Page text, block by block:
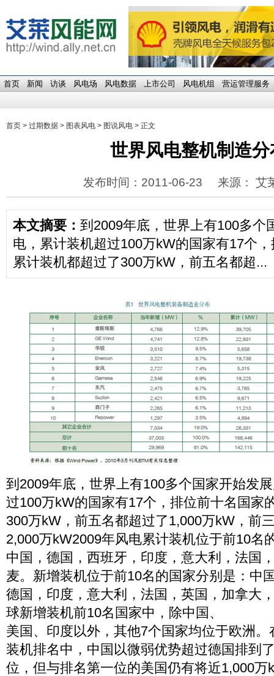
首页 新闻 访谈 风电场 风电数据 上市公司 风电机组 营运管理服务
首页 > 过期数据 > 图表风电 > 图说风电 > 正文
世界风电整机制造分
发布时间：2011-06-23 来源： 艾
本文摘要： 到2009年底，世界上有100多个
电，累计装机超过100万kW的国家有17个
累计装机都超过了300万kW，前五名都超...
到2009年底，世界上有100多个国家开始发
过100万kW的国家有17个，排位前十名国家
300万kW，前五名都超过了1,000万kW，前
2,000万kW2009年风电累计装机位于前10名
中国，德国，西班牙，印度，意大利，法国
麦。新增装机位于前10名的国家分别是：中
德国，印度，意大利，法国，英国，加拿大
球新增装机前10名国家中，除中国、
美国、印度以外，其他7个国家均位于欧洲。
装机排名中，中国以微弱优势超过德国排到
位，但与排名第一位的美国仍有将近1,000万